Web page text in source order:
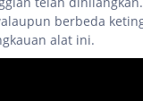
berbeda
alat ini.